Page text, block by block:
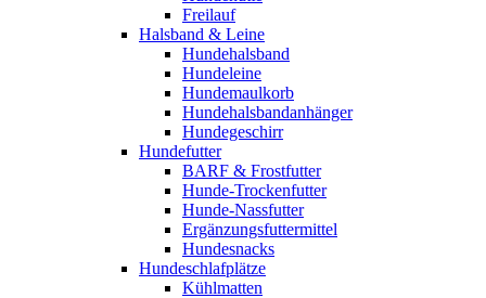
Freilauf
Halsband & Leine
Hundehalsband
Hundeleine
Hundemaulkorb
Hundehalsbandanhänger
Hundegeschirr
Hundefutter
BARF & Frostfutter
Hunde-Trockenfutter
Hunde-Nassfutter
Ergänzungsfuttermittel
Hundesnacks
Hundeschlafplätze
Kühlmatten